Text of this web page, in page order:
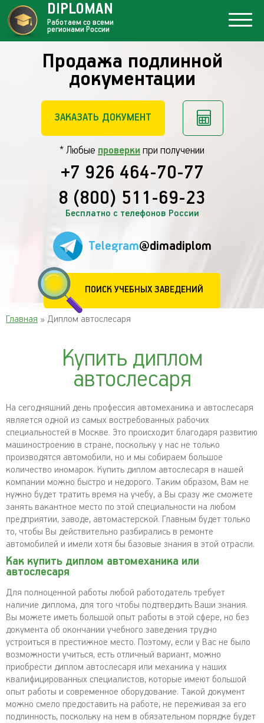
Продажа подлинной
документации
ЗАКАЗАТЬ ДОКУМЕНТ
* Любые проверки при получении
+7 926 464-70-77
8 (800) 511-69-23
Бесплатно с телефонов России
Telegram@dimadiplom
ПОИСК УЧЕБНЫХ ЗАВЕДЕНИЙ
DIPLOMAN
Работаем со всеми
регионами России
Главная » Диплом автослесаря
Купить диплом
автослесаря
На сегодняшний день профессия автомеханика и автослесаря
является одной из самых востребованных рабочих
специальностей в Москве. Это происходит благодаря развитию
машиностроению в стране, поскольку у нас не только
производятся автомобили, но и мы собираем большое
количество иномарок. Купить диплом автослесаря в нашей
компании можно быстро и недорого. Таким образом, Вам не
нужно будет тратить время на учебу, а Вы сразу же сможете
занять вакантное место по этой специальности на любом
предприятии, заводе, автомастерской. Главным будет только
то, чтобы Вы действительно разбирались в ремонте
автомобилей и имели хотя бы базовые знания в этой отрасли.
Как купить диплом автомеханика или
автослесаря
Для полноценной работы любой работодатель требует
наличие диплома, для того чтобы подтвердить Ваши знания.
Вы можете иметь большой опыт работы в этой сфере, но без
документа об окончании учебного заведения трудно
устроиться в престижное место. Поэтому, если у Вас не было
возможности учиться, есть отличный вариант, можно
приобрести диплом автослесаря или механика у наших
квалифицированных специалистов, которые имеют большой
опыт работы и современное оборудование. Такой документ
можно смело предоставить на работе, не переживая за его
подлинность, поскольку на нем в обязательном порядке будет